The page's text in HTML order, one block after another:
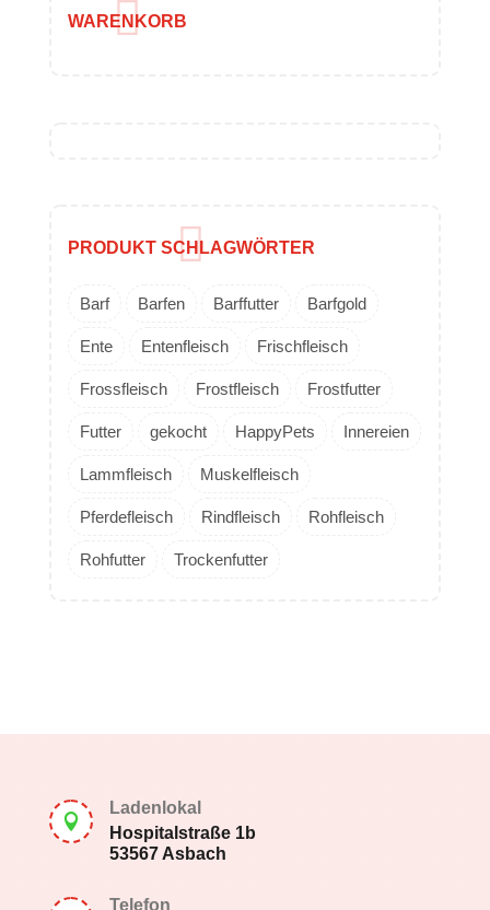
WARENKORB
PRODUKT SCHLAGWÖRTER
Barf Barfen Barffutter Barfgold
Ente Entenfleisch Frischfleisch
Frossfleisch Frostfleisch Frostfutter
Futter gekocht HappyPets Innereien
Lammfleisch Muskelfleisch
Pferdefleisch Rindfleisch Rohfleisch
Rohfutter Trockenfutter

Ladenlokal
Hospitalstraße 1b
53567 Asbach
Telefon